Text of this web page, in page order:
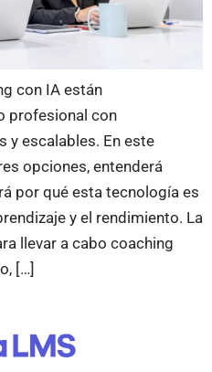
con IA están
profesional con
y escalables. En este
opciones, entenderá
por qué esta tecnología es
y el rendimiento. La
llevar a cabo coaching
[…]